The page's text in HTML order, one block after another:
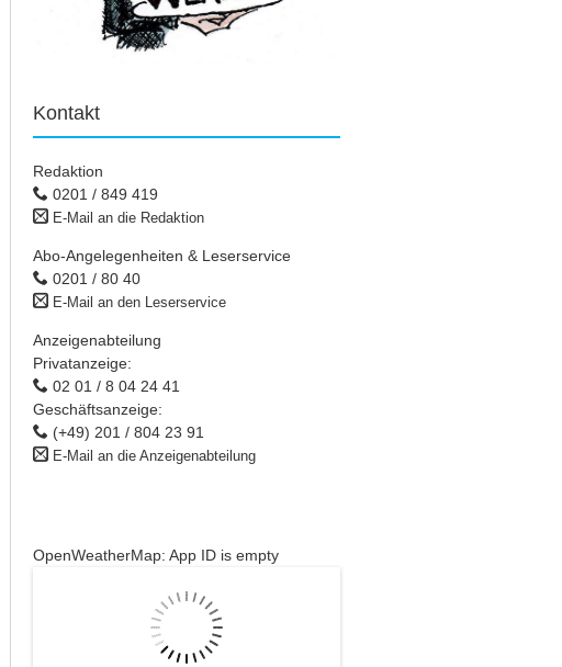
Kontakt
Redaktion
0201 / 849 419
E-Mail an die Redaktion
Abo-Angelegenheiten & Leserservice
0201 / 80 40
E-Mail an den Leserservice
Anzeigenabteilung
Privatanzeige:
02 01 / 8 04 24 41
Geschäftsanzeige:
(+49) 201 / 804 23 91
E-Mail an die Anzeigenabteilung
OpenWeatherMap: App ID is empty